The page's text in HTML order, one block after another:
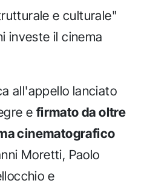
e culturale"
investe il cinema
all'appello lanciato
e firmato da oltre
cinematografico
Moretti, Paolo
e